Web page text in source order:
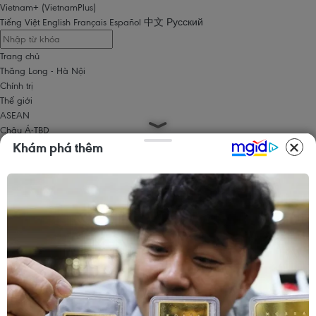
Vietnam+ (VietnamPlus)
Tiếng Việt English Français Español 中文 Русский
Tin mới
Hà Nội tăng tốc thi công đường Vành đai 1 đoạn Hoàng Cầu-Voi
Phục
06/08/2026 09:07
Lâm Đồng vào cao điểm vụ cá Nam, ngư dân phấn khởi vươn khơi
06/08/2026 09:06
Khởi tố Chủ tịch Hội đồng quản trị, Giám đốc Công ty cổ phần
Mekolor
Đồng Nai yêu cầu đẩy nhanh tiến độ dự án kết nối vùng, sân bay
06/08/2026 09:05
Toàn cảnh vụ sai phạm điểm thi trường THPT chuyên Tuyên Quang
06/08/2026 09:04
Trang chủ
Thăng Long - Hà Nội
Chính trị
Khám phá thêm